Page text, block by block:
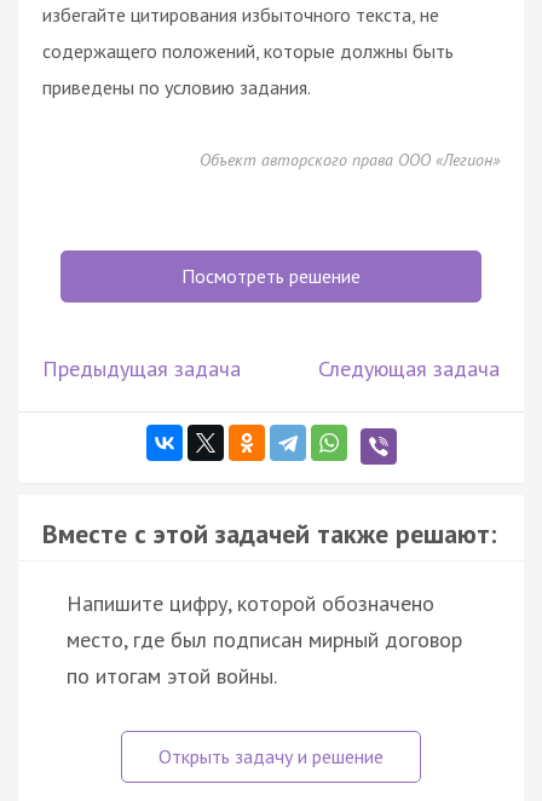
избегайте цитирования избыточного текста, не
содержащего положений, которые должны быть
приведены по условию задания.
Объект авторского права ООО «Легион»
Посмотреть решение
Предыдущая задача Следующая задача
Вместе с этой задачей также решают:
Напишите цифру, которой обозначено
место, где был подписан мирный договор
по итогам этой войны.